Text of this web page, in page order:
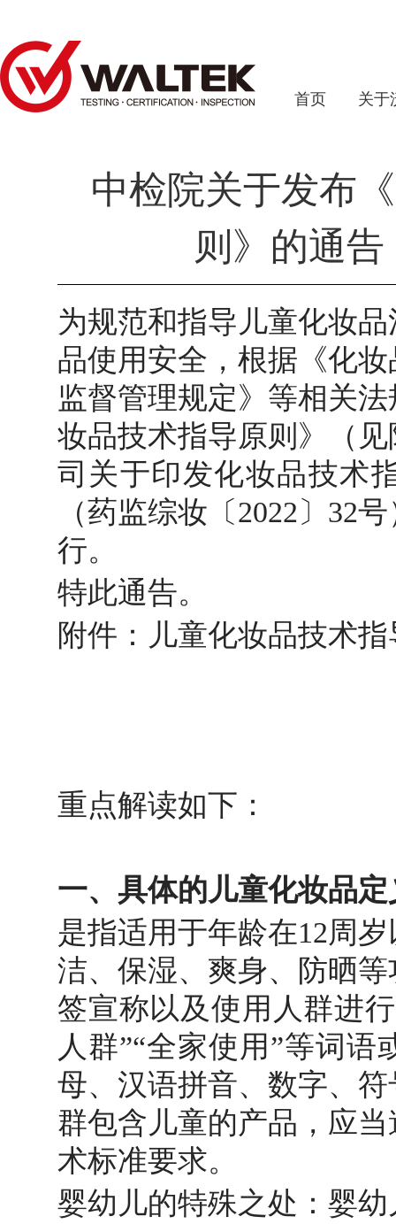
首页 关于
中检院关于发布
则》的通告
为规范和指导儿童化妆
品使用安全，根据《化
监督管理规定》等相关
妆品技术指导原则》（
司关于印发化妆品技术
（药监综妆〔2022〕32
行。
特此通告。
附件：儿童化妆品技术
重点解读如下：
一、具体的儿童化妆品定
是指适用于年龄在12周
洁、保湿、爽身、防晒
签宣称以及使用人群进
人群”“全家使用”等词
母、汉语拼音、数字、
群包含儿童的产品，应
术标准要求。
婴幼儿的特殊之处：婴